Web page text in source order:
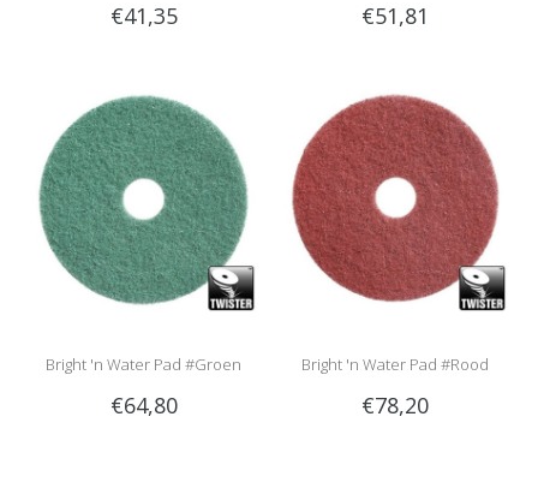
10L
€41,35 €51,81
Bright 'n Water Pad #Groen
€64,80
Bright 'n Water Pad #Rood
€78,20